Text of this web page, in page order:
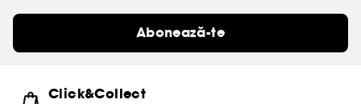
Abonează-te
Click&Collect